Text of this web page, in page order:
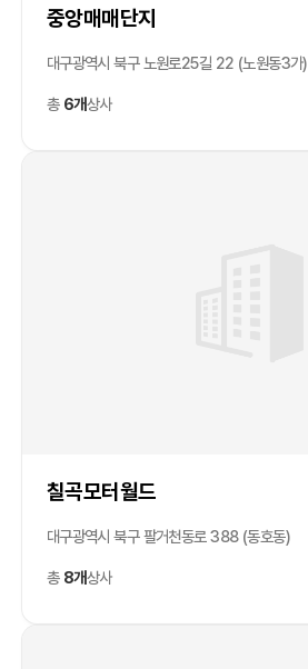
중앙매매단지
대구광역시 북구 노원로25길 22 (노원동3가)
총 6개상사
칠곡모터월드
대구광역시 북구 팔거천동로 388 (동호동)
총 8개상사